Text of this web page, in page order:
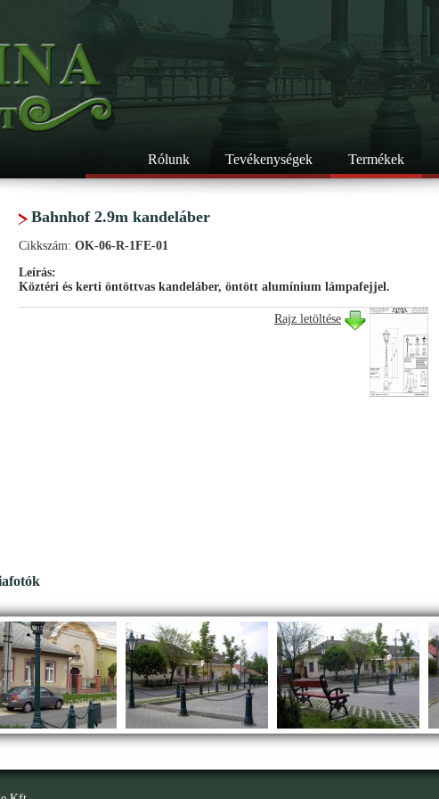
Rólunk Tevékenységek Termékek
Bahnhof 2.9m kandeláber
Cikkszám: OK-06-R-1FE-01
Leírás:
Köztéri és kerti öntöttvas kandeláber, öntött alumínium lámpafejjel.
Rajz letöltése